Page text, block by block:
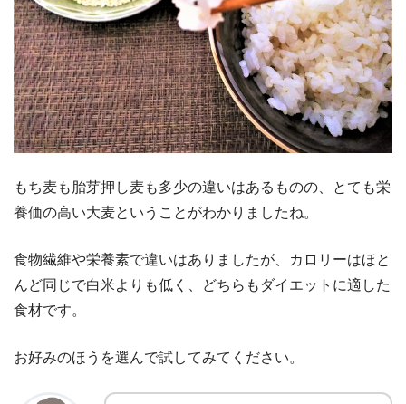
もち麦も胎芽押し麦も多少の違いはあるものの、とても栄
養価の高い大麦ということがわかりましたね。
食物繊維や栄養素で違いはありましたが、カロリーはほと
んど同じで白米よりも低く、どちらもダイエットに適した
食材です。
お好みのほうを選んで試してみてください。